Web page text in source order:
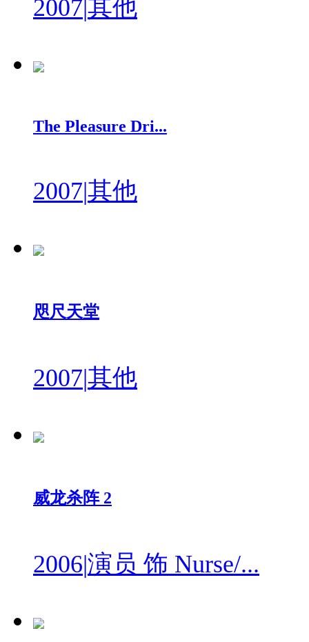
2007|其他
The Pleasure Dri...
2007|其他
咫尺天堂
2007|其他
威龙杀阵 2
2006|演员 饰 Nurse/...